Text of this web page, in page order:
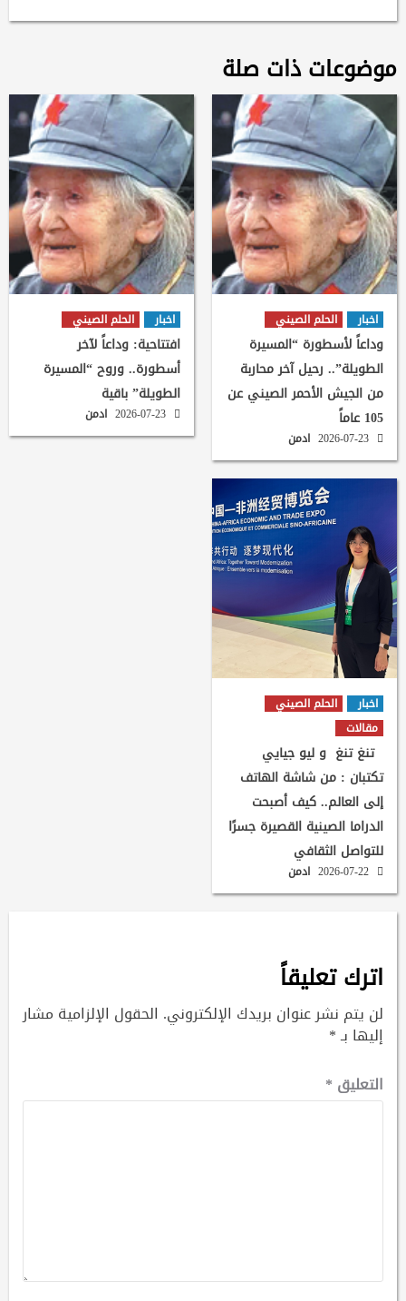
موضوعات ذات صلة
اخبار الحلم الصيني
وداعاً لأسطورة “المسيرة
الطويلة”.. رحيل آخر محاربة
من الجيش الأحمر الصيني عن
105 عاماً
ادمن
اخبار الحلم الصيني
افتتاحية: وداعاً لآخر
أسطورة.. وروح “المسيرة
الطويلة” باقية
ادمن
اخبار
الحلم الصيني
مقالات
تنغ تنغ و ليو جيايي
تكتبان : من شاشة الهاتف
إلى العالم.. كيف أصبحت
الدراما الصينية القصيرة جسرًا
للتواصل الثقافي
ادمن
اترك تعليقاً
لن يتم نشر عنوان بريدك الإلكتروني. الحقول الإلزامية مشار
إليها بـ*
التعليق *